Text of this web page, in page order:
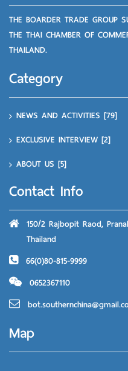
THE BOARDER TRADE GROUP
THE THAI CHAMBER OF
THAILAND.
Category
NEWS AND ACTIVITIES [79]
EXCLUSIVE INTERVIEW [2]
ABOUT US [5]
Contact Info
150/2 Rajbopit Raod,
Thailand
66(0)80-815-9999
0652367110
Map